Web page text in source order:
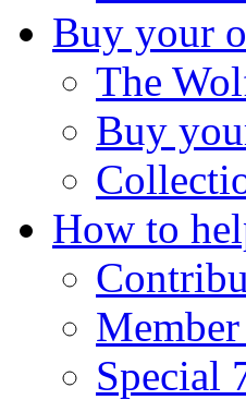
Buy your
The
Buy
How to
Special